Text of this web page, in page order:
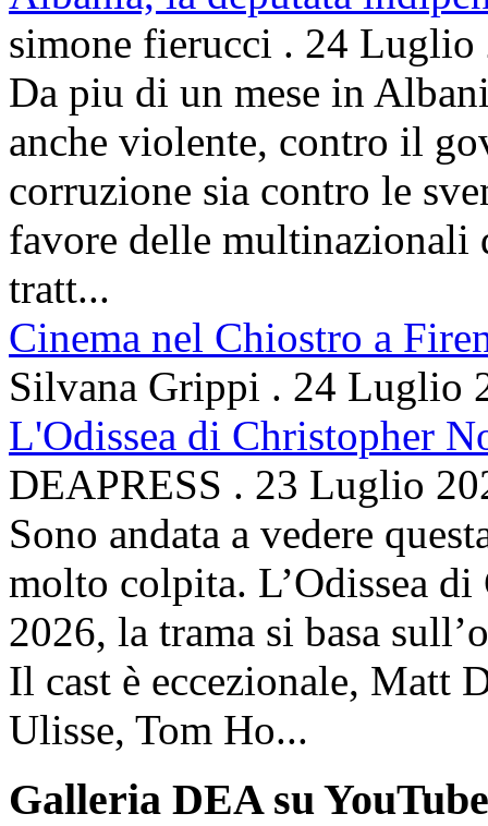
simone fierucci . 24 Luglio
Da piu di un mese in
anche violente, contro il
corruzione sia contro le
favore delle multinazionali
tratt...
Cinema nel Chiostro a
Silvana Grippi . 24 Luglio
L'Odissea di Christopher
DEAPRESS . 23 Luglio
Sono andata a vedere
molto colpita. L’Odissea
2026, la trama si basa
Il cast è eccezionale, Matt
Ulisse, Tom Ho...
Galleria DEA su YouTube